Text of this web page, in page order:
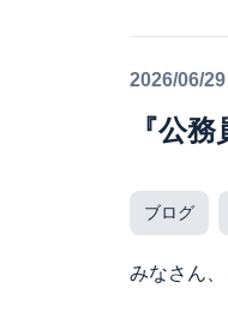
2026/06/29
『公
ブログ
みなさん、